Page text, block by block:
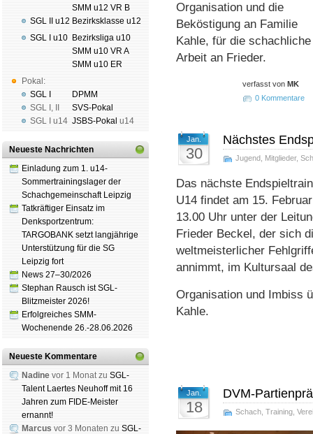
SGL II u12
SGL I u10
Pokal:
SGL I
SGL I ,
SGL I
u14
SMM u12 VR B
Bezirksklasse u12
Bezirksliga u10
SMM u10 VR A
SMM u10 ER
DPMM
SVS-Pokal
JSBS-Pokal u14
Neueste Nachrichten
Einladung zum 1. u14-
Sommertrainingslager der
Schachgemeinschaft Leipzig
Tatkräftiger Einsatz im
Denksportzentrum:
TARGOBANK setzt langjährige
Unterstützung für die SG
Leipzig fort
News 27–30/2026
Stephan Rausch ist SGL-
Blitzmeister 2026!
Erfolgreiches SMM-
Wochenende 26.-28.06.2026
Neueste Kommentare
Nadine vor 1 Monat zu SGL-
Talent Laertes Neuhoff mit 16
Jahren zum FIDE-Meister
ernannt!
Marcus vor 3 Monaten zu SGL-
Organisation und die
Beköstigung an Familie
Kahle, für die schachliche
Arbeit an Frieder.
verfasst von MK
0 Kommentare
Jan.
30
Nächstes
Jugend Mitglieder,
Das nächste
U14 findet am 15.
13.00 Uhr unter der
Frieder Beckel, der sich
weltmeisterlicher
annimmt, im Kultursaal
Organisation und Imbiss
Kahle.
Jan.
18
DVM-
Schach Training